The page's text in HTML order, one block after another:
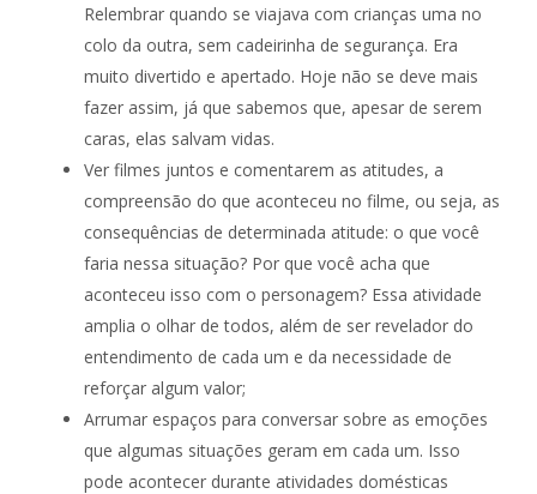
Relembrar quando se viajava com crianças uma no
colo da outra, sem cadeirinha de segurança. Era
muito divertido e apertado. Hoje não se deve mais
fazer assim, já que sabemos que, apesar de serem
caras, elas salvam vidas.
Ver filmes juntos e comentarem as atitudes, a
compreensão do que aconteceu no filme, ou seja, as
consequências de determinada atitude: o que você
faria nessa situação? Por que você acha que
aconteceu isso com o personagem? Essa atividade
amplia o olhar de todos, além de ser revelador do
entendimento de cada um e da necessidade de
reforçar algum valor;
Arrumar espaços para conversar sobre as emoções
que algumas situações geram em cada um. Isso
pode acontecer durante atividades domésticas